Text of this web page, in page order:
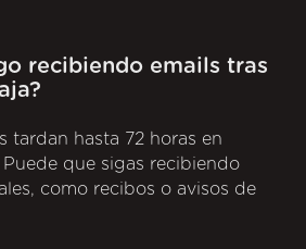
recibiendo emails tras
tardan hasta 72 horas en
Puede que sigas recibiendo
como recibos o avisos de